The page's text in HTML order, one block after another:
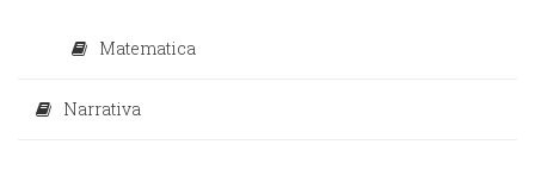
Matematica
Narrativa